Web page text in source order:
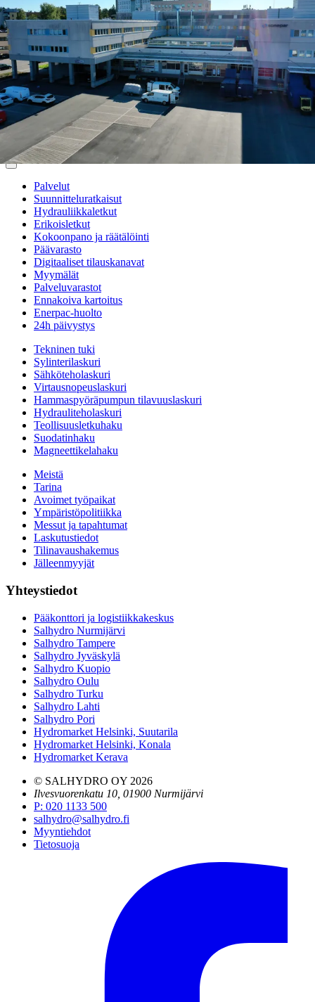
Palvelut
Suunnitteluratkaisut
Hydrauliikkaletkut
Erikoisletkut
Kokoonpano ja räätälöinti
Päävarasto
Digitaaliset tilauskanavat
Myymälät
Palveluvarastot
Ennakoiva kartoitus
Enerpac-huolto
24h päivystys
Tekninen tuki
Sylinterilaskuri
Sähköteholaskuri
Virtausnopeuslaskuri
Hammaspyöräpumpun tilavuuslaskuri
Hydrauliteholaskuri
Teollisuusletkuhaku
Suodatinhaku
Magneettikelahaku
Meistä
Tarina
Avoimet työpaikat
Ympäristöpolitiikka
Messut ja tapahtumat
Laskutustiedot
Tilinavaushakemus
Jälleenmyyjät
Yhteystiedot
Pääkonttori ja logistiikkakeskus
Salhydro Nurmijärvi
Salhydro Tampere
Salhydro Jyväskylä
Salhydro Kuopio
Salhydro Oulu
Salhydro Turku
Salhydro Lahti
Salhydro Pori
Hydromarket Helsinki, Suutarila
Hydromarket Helsinki, Konala
Hydromarket Kerava
© SALHYDRO OY 2026
Ilvesvuorenkatu 10, 01900 Nurmijärvi
P: 020 1133 500
salhydro@salhydro.fi
Myyntiehdot
Tietosuoja